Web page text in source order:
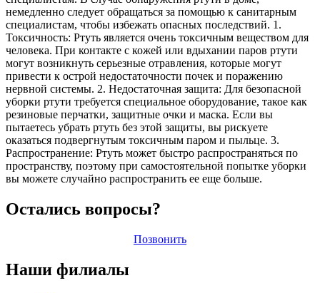
немедленно следует обращаться за помощью к санитарным
специалистам, чтобы избежать опасных последствий. 1.
Токсичность: Ртуть является очень токсичным веществом для
человека. При контакте с кожей или вдыхании паров ртути
могут возникнуть серьезные отравления, которые могут
привести к острой недостаточности почек и поражению
нервной системы. 2. Недостаточная защита: Для безопасной
уборки ртути требуется специальное оборудование, такое как
резиновые перчатки, защитные очки и маска. Если вы
пытаетесь убрать ртуть без этой защиты, вы рискуете
оказаться подвергнутым токсичным паром и пыльце. 3.
Распространение: Ртуть может быстро распространяться по
пространству, поэтому при самостоятельной попытке уборки
вы можете случайно распространить ее еще больше.
Остались вопросы?
Позвонить
Наши филиалы